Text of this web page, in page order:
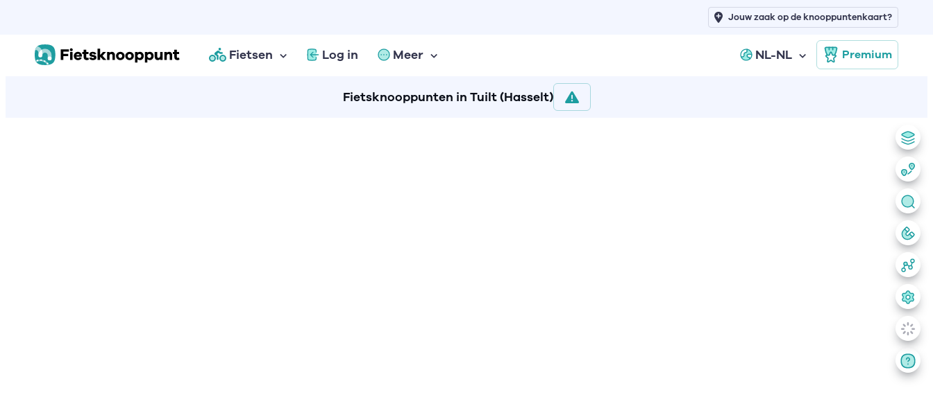
Fietsen Log in Meer NL-NL Premium
Jouw zaak op de knooppuntenkaart?
Fietsknooppunten in Tuilt (Hasselt)